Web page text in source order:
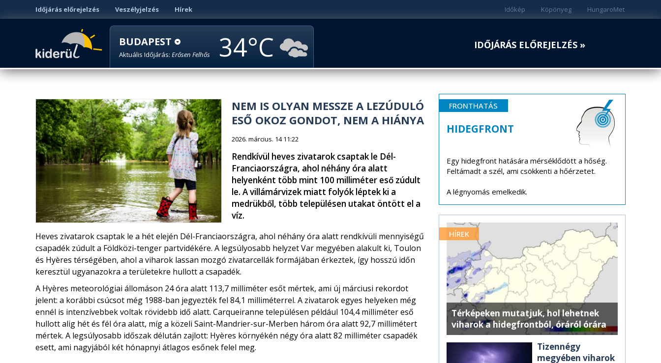
Időjárás előrejelzés Veszélyjelzés Hírek HungaroMet
Köpönyeg
Időkép
BUDAPEST
Aktuális Időjárás: Erősen Felhős 34 IDŐJÁRÁS ELŐREJELZÉS »
NEM IS OLYAN MESSZE A LEZÚDULÓ
ESŐ OKOZ GONDOT, NEM A HIÁNYA
2026. március. 14 11:22
Rendkívül heves zivatarok csaptak le Dél-
Franciaországra, ahol néhány óra alatt
helyenként több mint 100 milliméter eső zúdult
le. A villámárvizek miatt folyók léptek ki a
medrükből, több településen utakat öntött el a
víz.
Heves zivatarok csaptak le a hét elején Dél-Franciaországra, ahol néhány óra alatt rendkívüli mennyiségű
csapadék zúdult a Földközi-tenger partvidékére. A legsúlyosabb helyzet Var megyében alakult ki, Toulon
és Hyères térségében, ahol a viharok lassan mozgó zivatarcellák formájában érkeztek, így hosszú időn
keresztül ugyanazokra a területekre hullott a csapadék.
A Hyères meteorológiai állomáson 24 óra alatt 113,7 milliméter esőt mértek, ami új márciusi rekordot
jelent: a korábbi csúcsot még 1988-ban jegyezték fel 84,1 milliméterrel. A zivatarok egyes helyeken még
ennél is intenzívebbek voltak rövidebb idő alatt. Carqueiranne településen például 104,4 milliméter eső
hullott alig hét és fél óra alatt, míg a közeli Saint-Mandrier-sur-Merben három óra alatt 92,7 millimétert
mértek. A legsúlyosabb időszak délután zajlott: Hyères környékén négy óra alatt 82 milliméter csapadék
esett, ami nagyjából két hónapnyi átlagos esőnek felel meg.
FRONTHATÁS
HIDEGFRONT
Egy hidegfront hatására mérséklődött a hőség.
Feltámadt a szél, ami csökkenti a hőérzetet.
A légnyomás emelkedik.
HÍREK
Térképeken mutatjuk, hol lehetnek
viharok a hidegfrontból, óráról órára
Tizennégy
megyében viharok